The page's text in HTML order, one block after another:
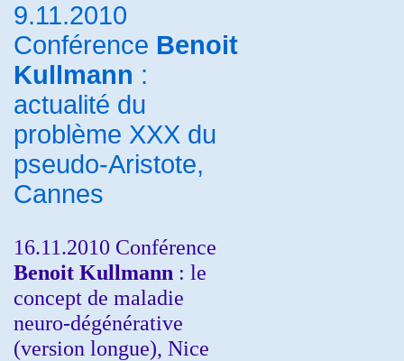
9.11.2010
Conférence Benoit
Kullmann :
actualité du
problème XXX du
pseudo-Aristote,
Cannes
16.11.2010 Conférence
Benoit Kullmann : le
concept de maladie
neuro-dégénérative
(version longue), Nice